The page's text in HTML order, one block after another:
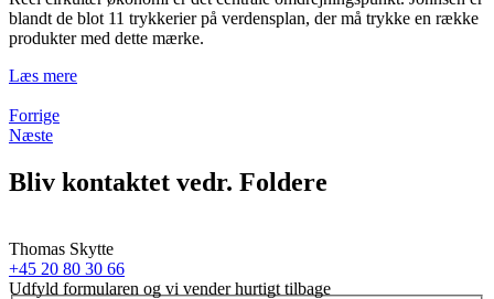
blandt de blot 11 trykkerier på verdensplan, der må trykke en række
produkter med dette mærke.
Læs mere
Forrige
Næste
Bliv kontaktet vedr. Foldere
Thomas Skytte
+45 20 80 30 66
Udfyld formularen og vi vender hurtigt tilbage